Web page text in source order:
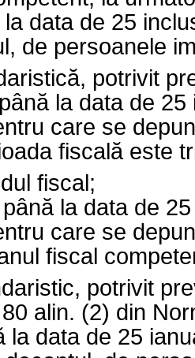
la data de 25
de persoanele
potrivit
la data de
care se
fiscală este
fiscal;
la data de
care se
fiscal
potrivit
alin. (2) din
la data de 25